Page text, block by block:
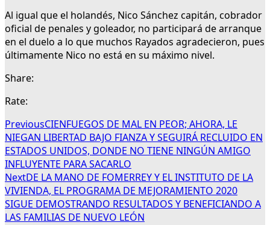
Al igual que el holandés, Nico Sánchez capitán, cobrador
oficial de penales y goleador, no participará de arranque
en el duelo a lo que muchos Rayados agradecieron, pues
últimamente Nico no está en su máximo nivel.
Share:
Rate:
PreviousCIENFUEGOS DE MAL EN PEOR; AHORA, LE
NIEGAN LIBERTAD BAJO FIANZA Y SEGUIRÁ RECLUIDO EN
ESTADOS UNIDOS, DONDE NO TIENE NINGÚN AMIGO
INFLUYENTE PARA SACARLO
NextDE LA MANO DE FOMERREY Y EL INSTITUTO DE LA
VIVIENDA, EL PROGRAMA DE MEJORAMIENTO 2020
SIGUE DEMOSTRANDO RESULTADOS Y BENEFICIANDO A
LAS FAMILIAS DE NUEVO LEÓN